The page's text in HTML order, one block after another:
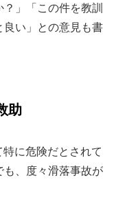
」「この件を教訓
い」との意見も書
助
に危険だとされて
、度々滑落事故が